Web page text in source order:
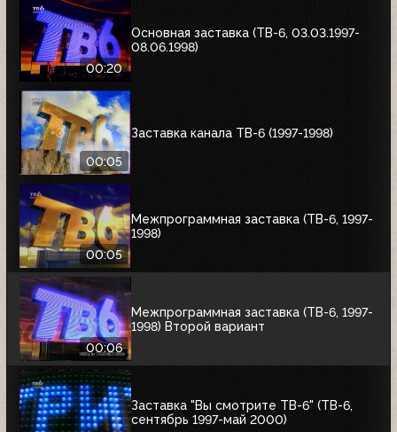
00:20
Основная заставка (ТВ-6, 03.03.1997-
08.06.1998)
00:05
Заставка канала ТВ-6 (1997-1998)
00:05
Межпрограммная заставка (ТВ-6, 1997-
1998)
00:06
Межпрограммная заставка (ТВ-6, 1997-
1998) Второй вариант
Заставка "Вы смотрите ТВ-6" (ТВ-6,
сентябрь 1997-май 2000)